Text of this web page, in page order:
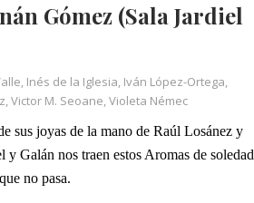
Gómez (Sala Jardiel
, Inés de la Iglesia, Iván López-Ortega,
,Victor M. Seoane,Violeta Némec
sus joyas de la mano de Raúl Losánez y
Galán nos traen estos Aromas de soledad
no pasa.